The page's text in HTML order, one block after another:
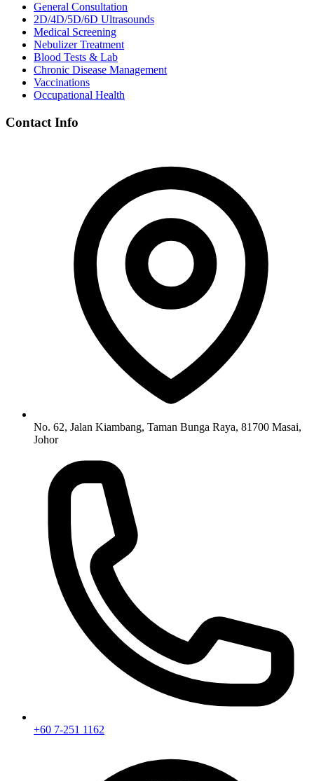
General Consultation
2D/4D/5D/6D Ultrasounds
Medical Screening
Nebulizer Treatment
Blood Tests & Lab
Chronic Disease Management
Vaccinations
Occupational Health
Contact Info
No. 62, Jalan Kiambang, Taman Bunga Raya, 81700 Masai,
Johor
+60 7-251 1162